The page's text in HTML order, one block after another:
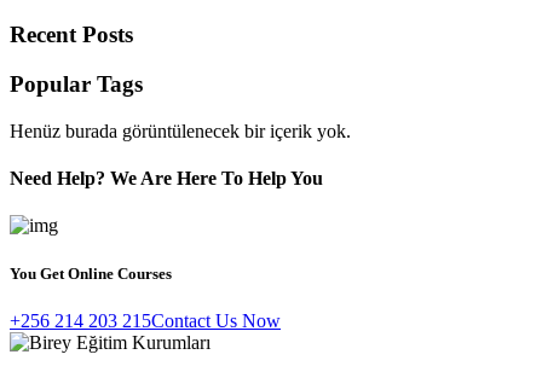
Recent Posts
Popular Tags
Henüz burada görüntülenecek bir içerik yok.
Need Help? We Are Here To Help You
You Get Online Courses
+256 214 203 215Contact Us Now